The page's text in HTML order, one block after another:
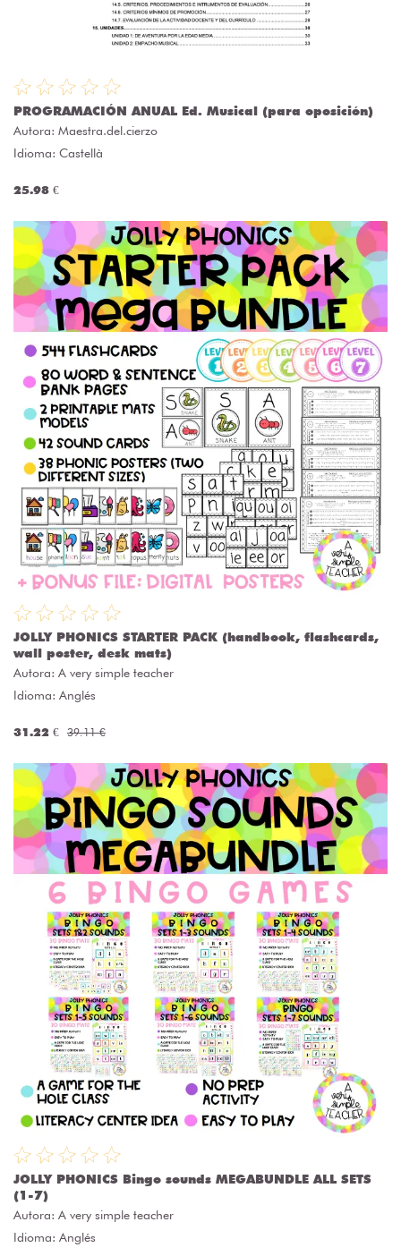
PROGRAMACIÓN ANUAL Ed. Musical (para oposición)
Autora: Maestra.del.cierzo
Idioma: Castellà
25.98 €
JOLLY PHONICS STARTER PACK (handbook, flashcards,
wall poster, desk mats)
Autora: A very simple teacher
Idioma: Anglés
31.22 € 39.11 €
JOLLY PHONICS Bingo sounds MEGABUNDLE ALL SETS
(1-7)
Autora: A very simple teacher
Idioma: Anglés